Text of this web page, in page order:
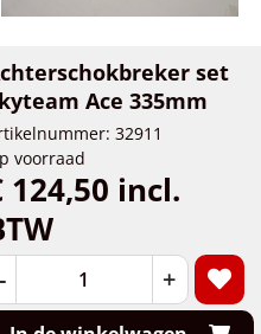
set
Ace 335mm
32911
voorraad
124,50 incl.
- +